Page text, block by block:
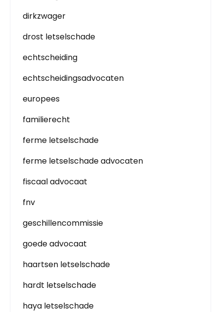
dirkzwager
drost letselschade
echtscheiding
echtscheidingsadvocaten
europees
familierecht
ferme letselschade
ferme letselschade advocaten
fiscaal advocaat
fnv
geschillencommissie
goede advocaat
haartsen letselschade
hardt letselschade
haya letselschade